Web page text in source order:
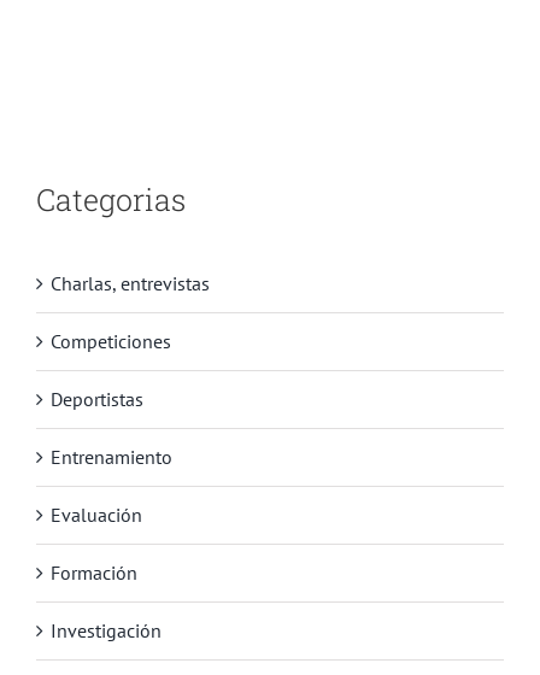
Categorias
Charlas, entrevistas
Competiciones
Deportistas
Entrenamiento
Evaluación
Formación
Investigación